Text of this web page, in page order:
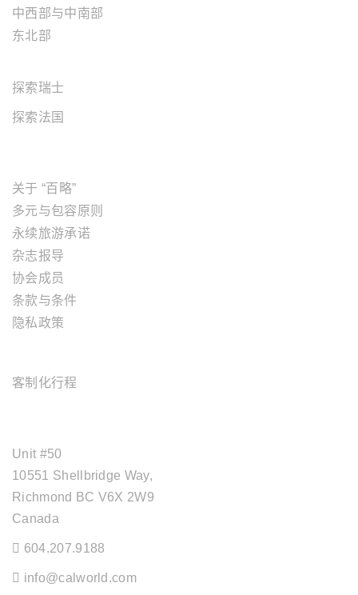
中西部与中南部
东北部
探索瑞士
探索法国
关于 “百略”
多元与包容原则
永续旅游承诺
杂志报导
协会成员
条款与条件
隐私政策
客制化行程
Unit #50
10551 Shellbridge Way,
Richmond BC V6X 2W9
Canada
604.207.9188
info@calworld.com